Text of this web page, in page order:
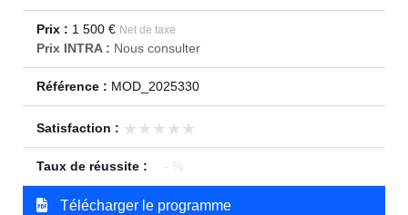
Prix : 1 500 € Net de taxe
Prix INTRA : Nous consulter
Référence : MOD_2025330
Satisfaction : ★★★★★
★★★★★
Taux de réussite : - %
Télécharger le programme